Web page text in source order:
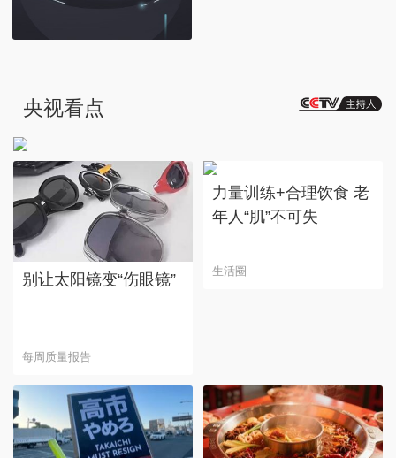
央视看点
海南文昌：火箭发射
带火“观礼经济”
别让太阳镜变“伤眼镜”
每周质量报告
力量训练+合理饮食 老
年人“肌”不可失
生活圈